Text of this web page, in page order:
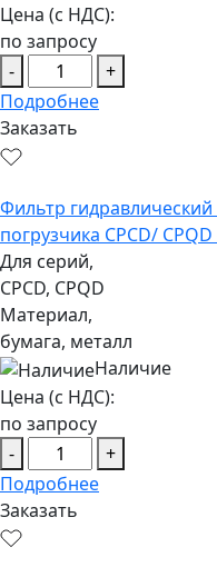
Цена (с НДС):
по запросу
-
+
Подробнее
Заказать
Фильтр
погрузчика CPCD/
Для серий,
CPCD, CPQD
Материал,
бумага, металл
Наличие
Цена (с НДС):
по запросу
-
+
Подробнее
Заказать